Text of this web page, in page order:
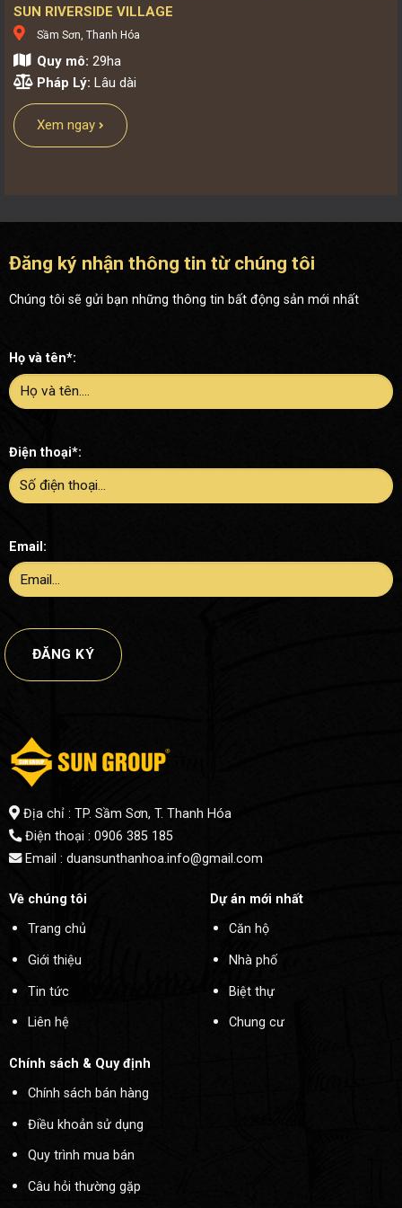
SUN RIVERSIDE VILLAGE
Sầm Sơn, Thanh Hóa
Quy mô: 29ha
Pháp Lý: Lâu dài
Xem ngay
Đăng ký nhận thông tin từ chúng tôi
Chúng tôi sẽ gửi bạn những thông tin bất động sản mới nhất
Họ và tên*:
Điện thoại*:
Email:
Địa chỉ : TP. Sầm Sơn, T. Thanh Hóa
Điện thoại : 0906 385 185
Email : duansunthanhoa.info@gmail.com
Về chúng tôi
Trang chủ
Giới thiệu
Tin tức
Liên hệ
Dự án mới nhất
Căn hộ
Nhà phố
Biệt thự
Chung cư
Chính sách & Quy định
Chính sách bán hàng
Điều khoản sử dụng
Quy trình mua bán
Câu hỏi thường gặp